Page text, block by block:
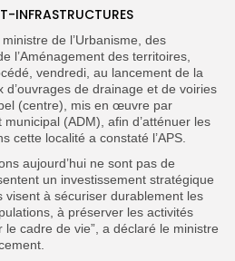
INFRASTRUCTURES
de l’Urbanisme, des
l’Aménagement des territoires,
vendredi, au lancement de la
de drainage et de voiries
(centre), mis en œuvre par
municipal (ADM), afin d’atténuer les
cette localité a constaté l’APS.
aujourd’hui ne sont pas de
un investissement stratégique
visent à sécuriser durablement les
à préserver les activités
cadre de vie”, a déclaré le ministre